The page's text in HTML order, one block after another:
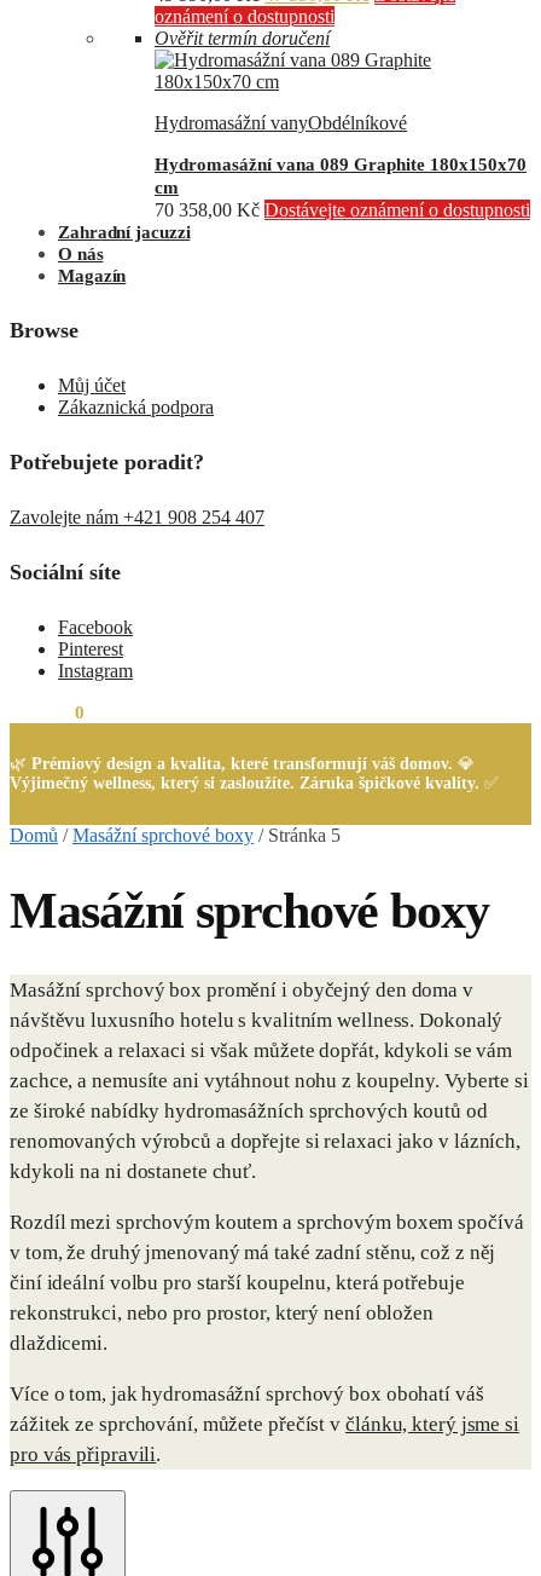
cena
byla:
49
990,00 Kč.
47
oznámení o dostupnosti
Ověřit termín doručení
Hydromasážní vanyObdélníkové
Hydromasážní vana 089 Graphite 180x150x70
cm
70 358,00 Kč Dostávejte oznámení o dostupnosti
Zahradní jacuzzi
O nás
Magazín
Browse
Můj účet
Zákaznická podpora
Potřebujete poradit?
Zavolejte nám +421 908 254 407
Sociální síte
Facebook
Pinterest
Instagram
0
🌿 Prémiový design a kvalita, které transformují váš domov. 💎
Výjimečný wellness, který si zasloužíte. Záruka špičkové kvality. ✅
Domů /Masážní sprchové boxy / Stránka 5
Masážní sprchové boxy
Masážní sprchový box promění i obyčejný den doma v
návštěvu luxusního hotelu s kvalitním wellness. Dokonalý
odpočinek a relaxaci si však můžete dopřát, kdykoli se vám
zachce, a nemusíte ani vytáhnout nohu z koupelny. Vyberte si
ze široké nabídky hydromasážních sprchových koutů od
renomovaných výrobců a dopřejte si relaxaci jako v lázních,
kdykoli na ni dostanete chuť.
Rozdíl mezi sprchovým koutem a sprchovým boxem spočívá
v tom, že druhý jmenovaný má také zadní stěnu, což z něj
činí ideální volbu pro starší koupelnu, která potřebuje
rekonstrukci, nebo pro prostor, který není obložen
dlaždicemi.
Více o tom, jak hydromasážní sprchový box obohatí váš
zážitek ze sprchování, můžete přečíst v článku, který jsme si
pro vás připravili.